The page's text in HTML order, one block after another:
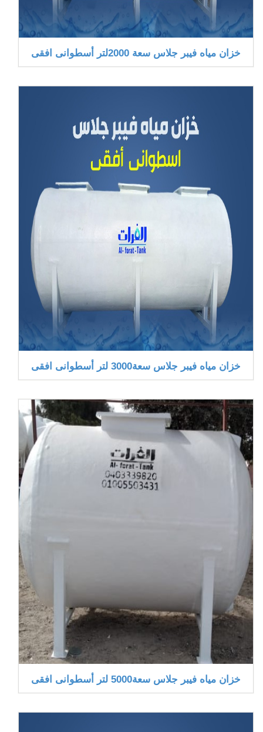
خزان مياه فيبر جلاس سعة 2000لتر أسطوانى افقى
خزان مياه فيبر جلاس سعة3000 لتر أسطوانى افقى
خزان مياه فيبر جلاس سعة5000 لتر أسطوانى افقى